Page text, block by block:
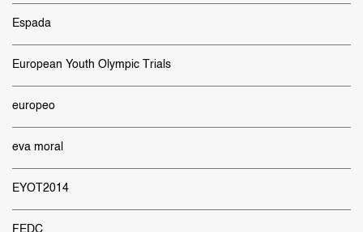
Espada
European Youth Olympic Trials
europeo
eva moral
EYOT2014